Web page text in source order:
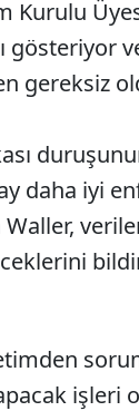
Kurulu
gösteriyor
gereksiz
daha iyi
işleri